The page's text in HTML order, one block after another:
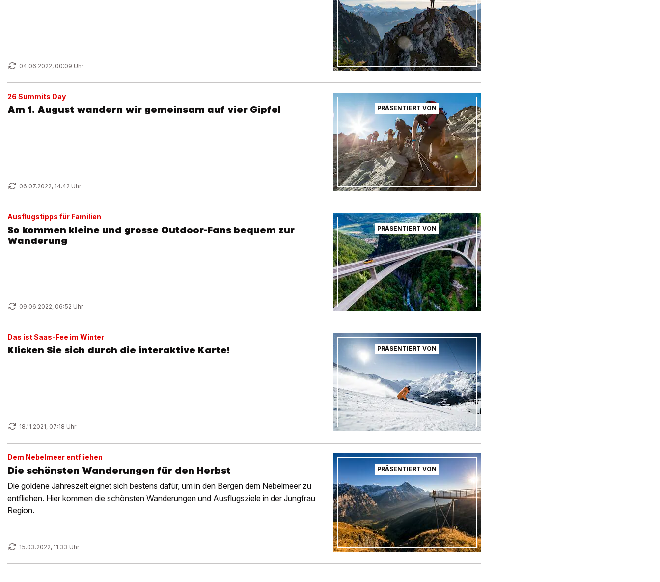
04.06.2022, 00:09 Uhr
26 Summits Day
Am 1. August wandern wir gemeinsam auf vier Gipfel
06.07.2022, 14:42 Uhr
PRÄSENTIERT VON
Ausflugstipps für Familien
So kommen kleine und grosse Outdoor-Fans bequem zur
Wanderung
09.06.2022, 06:52 Uhr
PRÄSENTIERT VON
Das ist Saas-Fee im Winter
Klicken Sie sich durch die interaktive Karte!
18.11.2021, 07:18 Uhr
PRÄSENTIERT VON
Dem Nebelmeer entfliehen
Die schönsten Wanderungen für den Herbst
Die goldene Jahreszeit eignet sich bestens dafür, um in den Bergen dem Nebelmeer zu
entfliehen. Hier kommen die schönsten Wanderungen und Ausflugsziele in der Jungfrau
Region.
15.03.2022, 11:33 Uhr
PRÄSENTIERT VON